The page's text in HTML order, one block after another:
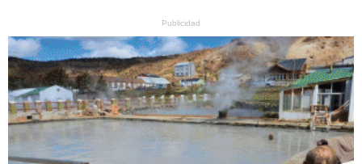
Publicidad